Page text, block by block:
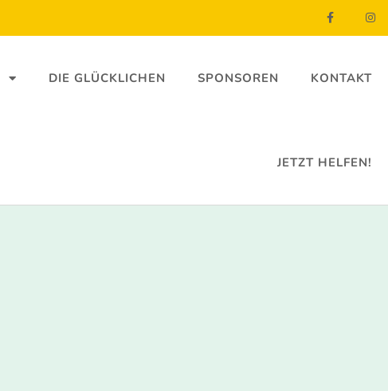
DIE GLÜCKLICHEN SPONSOREN KONTAKT
JETZT HELFEN!